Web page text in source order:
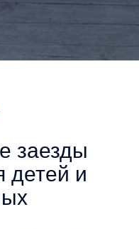
заезды
детей и